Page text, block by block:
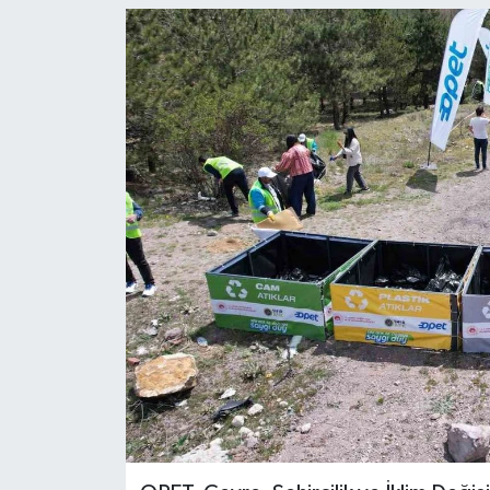
Gordion